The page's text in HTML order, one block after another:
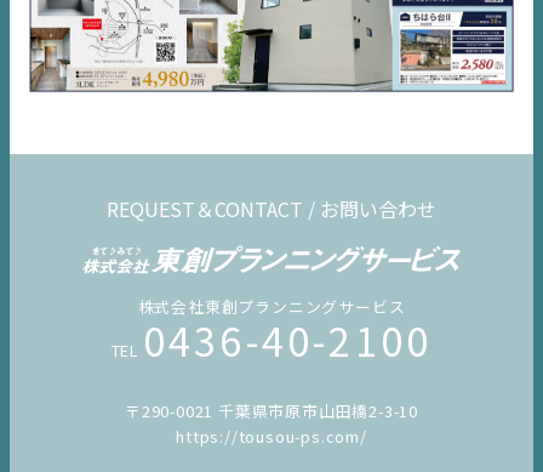
REQUEST＆CONTACT / お問い合わせ
株式会社東創プランニングサービス
TEL 0436-40-2100
〒290-0021 千葉県市原市山田橋2-3-10
https://tousou-ps.com/